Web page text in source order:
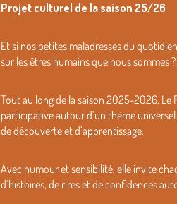
Projet culturel de la saison 25/26
Et si nos petites maladresses du
sur les êtres humains que nous sommes ?
Tout au long de la saison 2025-2026, Le
participative autour d’un thème
de découverte et d’apprentissage.
Avec humour et sensibilité, elle invite
d’histoires, de rires et de confidences